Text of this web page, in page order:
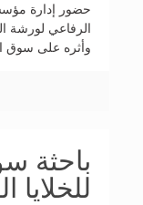
حضور إدارة مؤسسة
الرفاعي لورشة
وأثره على سوق العمل
باحثة
للخلايا